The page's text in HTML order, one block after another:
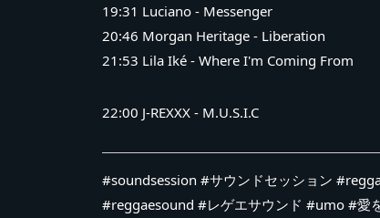
19:31 Luciano - Messenger
20:46 Morgan Heritage - Liberation
21:53 Lila Iké - Where I'm Coming From
22:00 J-REXXX - M.U.S.I.C
#soundsession #サウンドセッション
#reggaesound #レゲエサウンド #umo #愛